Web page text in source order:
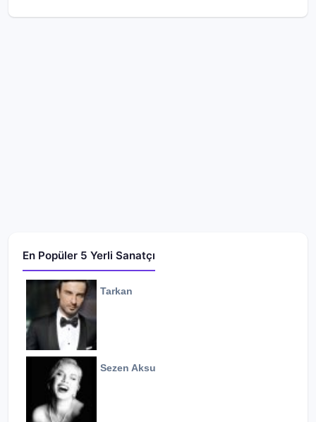
En Popüler 5 Yerli Sanatçı
Tarkan
Sezen Aksu